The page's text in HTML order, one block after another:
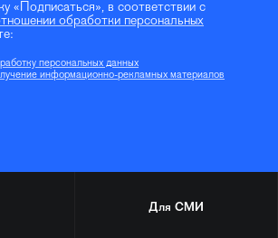
«Подписаться», в соответствии с
обработки персональных
персональных данных
информационно-рекламных материалов
Для СМИ